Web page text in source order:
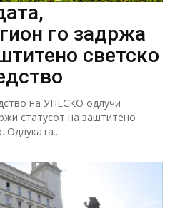
го задржа
светско
на УНЕСКО одлучи
статусот на заштитено
Одлуката...